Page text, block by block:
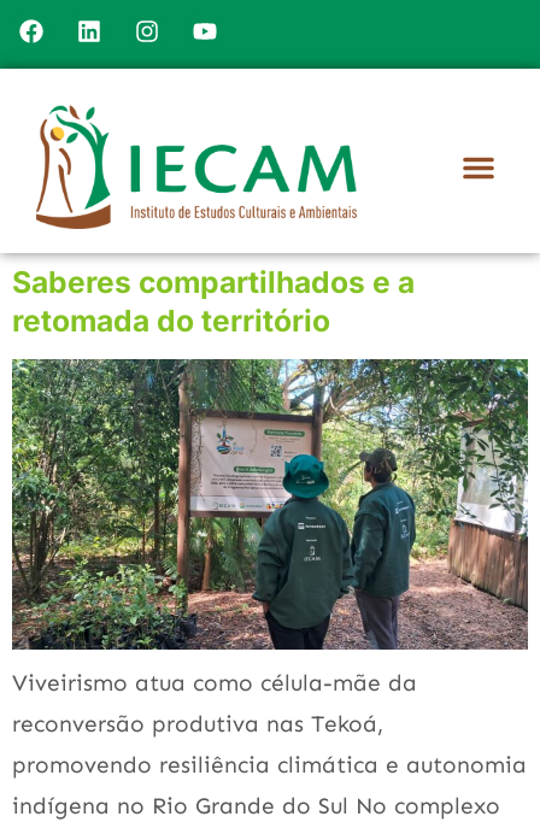
Saberes compartilhados e a
retomada do território
Viveirismo atua como célula-mãe da
reconversão produtiva nas Tekoá,
promovendo resiliência climática e autonomia
indígena no Rio Grande do Sul No complexo